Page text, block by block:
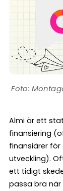
Almi är ett
finansiering
finansiärer
utveckling).
ett tidigt
passa bra